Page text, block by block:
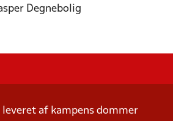
Degnebolig
leveret af kampens dommer